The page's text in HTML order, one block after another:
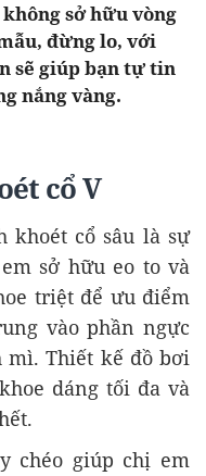
sở hữu vòng
đừng lo, với
sẽ giúp bạn tự tin
nắng vàng.
cổ V
khoét cổ sâu là sự
sở hữu eo to và
triệt để ưu điểm
vào phần ngực
mì. Thiết kế đồ bơi
dáng tối đa và
chéo giúp chị em